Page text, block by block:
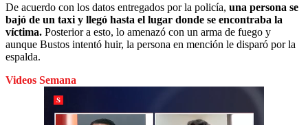
De acuerdo con los datos entregados por la policía, una persona se
bajó de un taxi y llegó hasta el lugar donde se encontraba la
víctima. Posterior a esto, lo amenazó con un arma de fuego y
aunque Bustos intentó huir, la persona en mención le disparó por la
espalda.
Videos Semana